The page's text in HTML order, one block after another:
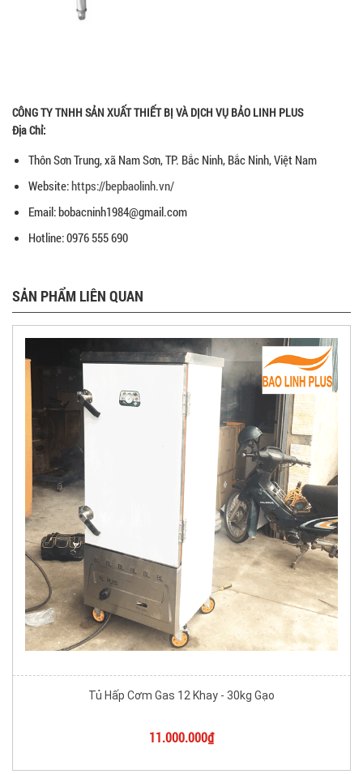
CÔNG TY TNHH SẢN XUẤT THIẾT BỊ VÀ DỊCH VỤ BẢO LINH PLUS
Địa Chỉ:
Thôn Sơn Trung, xã Nam Sơn, TP. Bắc Ninh, Bắc Ninh, Việt Nam
Website:https://bepbaolinh.vn/
Email: bobacninh1984@gmail.com
Hotline: 0976 555 690
SẢN PHẨM LIÊN QUAN
Tủ Hấp Cơm Gas 12 Khay - 30kg Gạo
11.000.000₫